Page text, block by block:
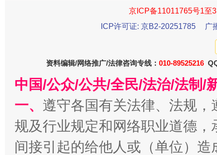
京ICP备11011765号1至
ICP许可证: 京B2-20251785
广
资料编辑/网络推广/法律咨询专线： 010-89525216
中国/公众/公共/全民/法治/法制/
一、 遵守各国有关法律、法规
规及行业规定和网络职业道德
间接引起的给他人或（单位）